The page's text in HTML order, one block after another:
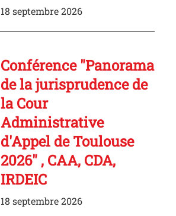
18 septembre 2026
Conférence "Panorama
de la jurisprudence de
la Cour
Administrative
d'Appel de Toulouse
2026" , CAA, CDA,
IRDEIC
18 septembre 2026